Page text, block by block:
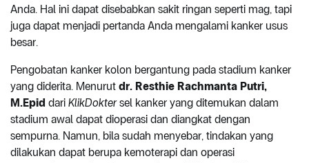
Anda. Hal ini dapat disebabkan sakit ringan seperti mag, tapi
juga dapat menjadi pertanda Anda mengalami kanker usus
besar.
Pengobatan kanker kolon bergantung pada stadium kanker
yang diderita. Menurut dr. Resthie Rachmanta Putri,
M.Epid dari KlikDoktersel kanker yang ditemukan dalam
stadium awal dapat dioperasi dan diangkat dengan
sempurna. Namun, bila sudah menyebar, tindakan yang
dilakukan dapat berupa kemoterapi dan operasi